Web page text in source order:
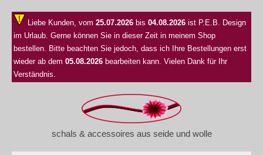
Liebe Kunden, vom 25.07.2026bis 04.08.2026ist P.E.B. Design
im Urlaub. Gerne können Sie in dieser Zeit in meinem Shop
bestellen. Bitte beachten Sie jedoch, dass ich Ihre Bestellungen erst
wieder ab dem 05.08.2026bearbeiten kann. Vielen Dank für Ihr
Verständnis.
schals & accessoires aus seide und wolle